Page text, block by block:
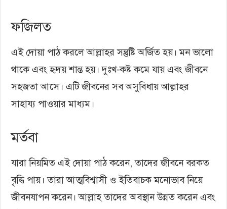
ফজিলত
এই দোয়া পাঠ করলে আল্লাহর সন্তুষ্টি অর্জিত হয়। মন ভালো
থাকে এবং হৃদয় শান্ত হয়। দুঃখ-কষ্ট কমে যায় এবং জীবনে
সহজতা আসে। এটি জীবনের সব অসুবিধায় আল্লাহর
সাহায্য পাওয়ার মাধ্যম।
মর্তবা
যারা নিয়মিত এই দোয়া পাঠ করেন, তাদের জীবনে বরকত
বৃদ্ধি পায়। তারা আত্মবিশ্বাসী ও ইতিবাচক মনোভাব নিয়ে
জীবনযাপন করেন। আল্লাহ তাদের অবস্থান উন্নত করেন এবং